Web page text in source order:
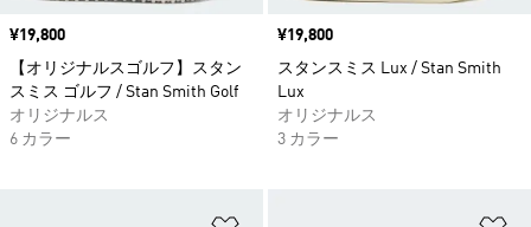
価格
¥19,800
【オリジナルスゴルフ】スタン
スミス ゴルフ / Stan Smith Golf
オリジナルス
6 カラー
価格
¥19,800
スタンスミス Lux / Stan Smith
Lux
オリジナルス
3 カラー